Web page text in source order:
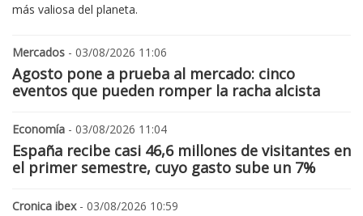
más valiosa del planeta.
Mercados - 03/08/2026 11:06
Agosto pone a prueba al mercado: cinco
eventos que pueden romper la racha alcista
Economía - 03/08/2026 11:04
España recibe casi 46,6 millones de visitantes en
el primer semestre, cuyo gasto sube un 7%
Cronica ibex- 03/08/2026 10:59